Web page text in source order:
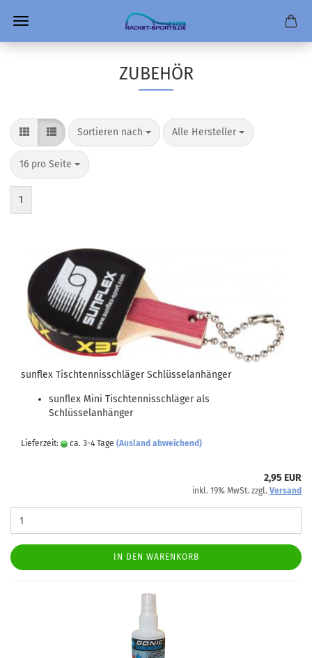
ZUBEHÖR
Sortieren nach
Sortieren nach Alle Hersteller
pro Seite
16 pro Seite
pro Seite
1
sunflex Tischtennisschläger Schlüsselanhänger
sunflex Mini Tischtennisschläger als
Schlüsselanhänger
Lieferzeit: ca. 3-4 Tage (Ausland abweichend)
2,95 EUR
inkl. 19% MwSt. zzgl. Versand
IN DEN WARENKORB